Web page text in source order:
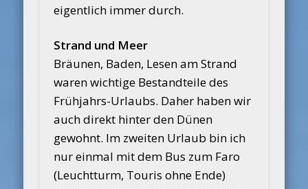
eigentlich immer durch.
Strand und Meer
Bräunen, Baden, Lesen am Strand
waren wichtige Bestandteile des
Frühjahrs-Urlaubs. Daher haben wir
auch direkt hinter den Dünen
gewohnt. Im zweiten Urlaub bin ich
nur einmal mit dem Bus zum Faro
(Leuchtturm, Touris ohne Ende)